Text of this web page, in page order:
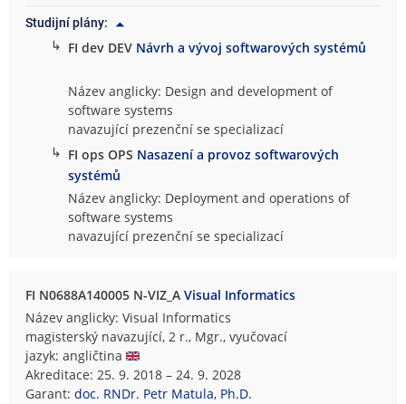
Studijní plány:
↳ FI dev DEV Návrh a vývoj softwarových systémů
Název anglicky: Design and development of
software systems
navazující prezenční se specializací
↳ FI ops OPS Nasazení a provoz softwarových
systémů
Název anglicky: Deployment and operations of
software systems
navazující prezenční se specializací
FI N0688A140005 N-VIZ_AVisual Informatics
Název anglicky: Visual Informatics
magisterský navazující, 2 r., Mgr., vyučovací
jazyk: angličtina
Akreditace: 25. 9. 2018 – 24. 9. 2028
Garant:doc. RNDr. Petr Matula, Ph.D.